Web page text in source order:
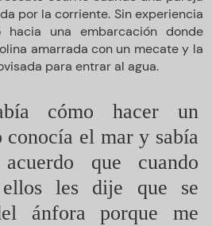
por la corriente. Sin experiencia
hacia una embarcación donde
amarrada con un mecate y la
para entrar al agua.
cómo hacer un
conocía el mar y sabía
que cuando
les dije que se
ánfora porque me